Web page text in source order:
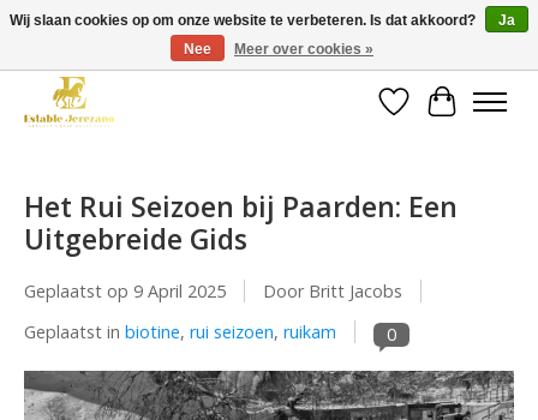
Gratis verzending vanaf €49 op een groot deel van ons assortiment
Verlanglijst
Het Rui Seizoen bij Paarden: Een
Uitgebreide Gids
Geplaatst op 9 April 2025
Door Britt Jacobs
Geplaatst in biotine, rui seizoen, ruikam 0
Wij slaan cookies op om onze website te verbeteren. Is dat akkoord?
Ja
Nee
Meer over cookies »